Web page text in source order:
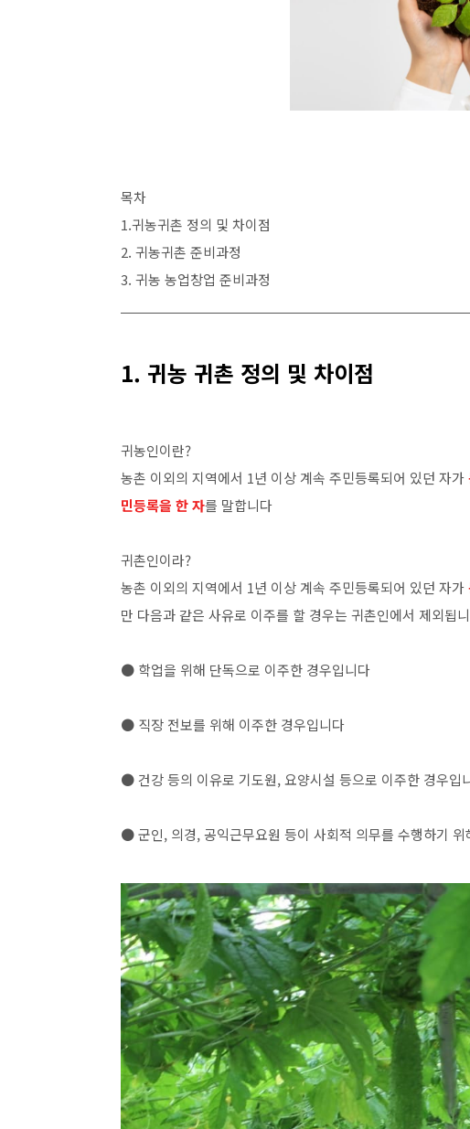
목차
1.귀농귀촌 정의 및 차이점
2. 귀농귀촌 준비과정
3. 귀농 농업창업 준비과정
1. 귀농 귀촌 정의 및 차이점
귀농인이란?
농촌 이외의 지역에서 1년 이상 계속 주민등록되어 있던 자가
민등록을 한 자를 말합니다
귀촌인이라?
농촌 이외의 지역에서 1년 이상 계속 주민등록되어 있던 자가
만 다음과 같은 사유로 이주를 할 경우는 귀촌인에서 제외됩
● 학업을 위해 단독으로 이주한 경우입니다
● 직장 전보를 위해 이주한 경우입니다
● 건강 등의 이유로 기도원, 요양시설 등으로 이주한 경우입
● 군인, 의경, 공익근무요원 등이 사회적 의무를 수행하기